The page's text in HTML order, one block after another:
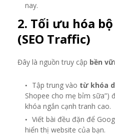
nay.
2. Tối ưu hóa
(SEO Traffic)
Đây là nguồn truy cập bền
Tập trung vào từ khóa
Shopee cho mẹ bỉm sữa”)
khóa ngắn cạnh tranh cao.
Viết bài đều đặn để
hiển thị website của bạn.